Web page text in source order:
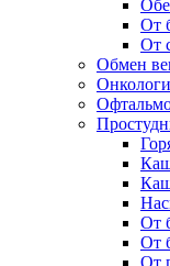
От
От
Обмен
От
От
От